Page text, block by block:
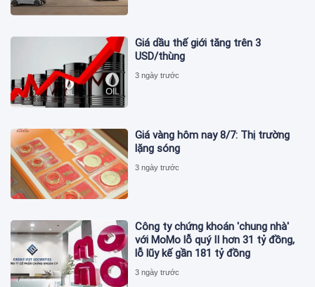
Giá dầu thế giới tăng trên 3
USD/thùng
3 ngày trước
Giá vàng hôm nay 8/7: Thị trường
lặng sóng
3 ngày trước
Công ty chứng khoán 'chung nhà'
với MoMo lỗ quý II hơn 31 tỷ đồng,
lỗ lũy kế gần 181 tỷ đồng
3 ngày trước